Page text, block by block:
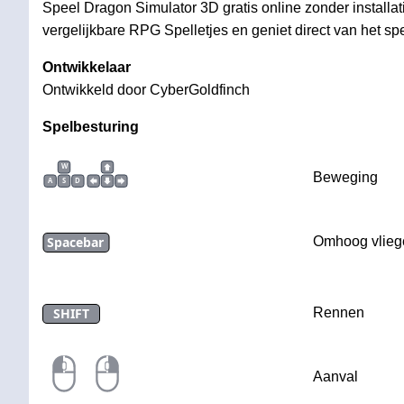
Speel Dragon Simulator 3D gratis online zonder
vergelijkbare RPG Spelletjes en geniet direct van het
Ontwikkelaar
Ontwikkeld door CyberGoldfinch
Spelbesturing
W
A
S D Beweging
Spacebar Omhoog
SHIFT Rennen
Aanval